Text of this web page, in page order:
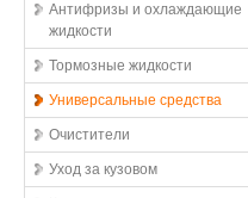
Антифризы и охлаждающие
жидкости
Тормозные жидкости
Универсальные средства
Очистители
Уход за кузовом